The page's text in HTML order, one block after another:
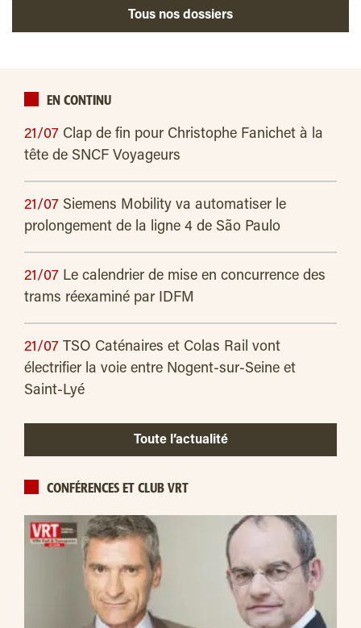
Tous nos dossiers
EN CONTINU
21/07 Clap de fin pour Christophe Fanichet à la
tête de SNCF Voyageurs
21/07 Siemens Mobility va automatiser le
prolongement de la ligne 4 de São Paulo
21/07 Le calendrier de mise en concurrence des
trams réexaminé par IDFM
21/07 TSO Caténaires et Colas Rail vont
électrifier la voie entre Nogent-sur-Seine et
Saint-Lyé
Toute l’actualité
CONFÉRENCES ET CLUB VRT